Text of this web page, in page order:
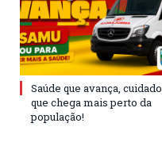
Saúde que avança, cuidado
que chega mais perto da
população!